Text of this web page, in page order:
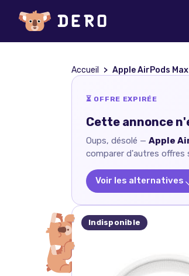
Accueil Apple AirPods
⏳ OFFRE EXPIRÉE
Cette annonce
Oups, désolé — Apple
comparer d'autres offres
Voir les alternatives
Indisponible